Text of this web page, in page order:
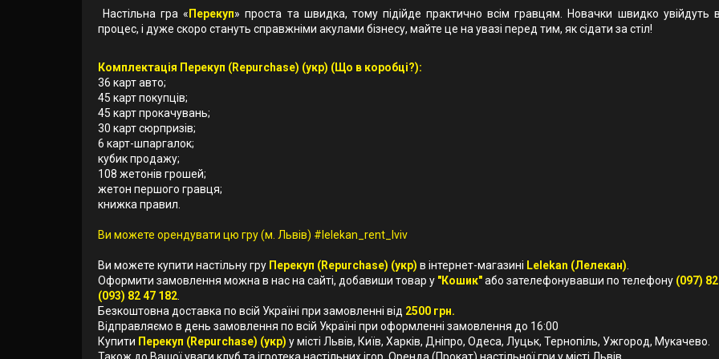
Настільна гра « Перекуп» проста та швидка, тому підійде практично всім гравцям. Новачки швидко увійдуть в
процес, і дуже скоро стануть справжніми акулами бізнесу, майте це на увазі перед тим, як сідати за стіл!
Комплектація Перекуп (Repurchase) (укр) (Що в коробці?):
36 карт авто;
45 карт покупців;
45 карт прокачувань;
30 карт сюрпризів;
6 карт-шпаргалок;
кубик продажу;
108 жетонів грошей;
жетон першого гравця;
книжка правил.
Ви можете орендувати цю гру (м. Львів) #lelekan_rent_lviv
Ви можете купити настільну гру Перекуп (Repurchase) (укр) в інтернет-магазині Lelekan (Лелекан)
Оформити замовлення можна в нас на сайті, добавиши товар у "Кошик"або зателефонувавши по телефону (097)
(093) 82 47 182
Безкоштовна доставка по всій Україні при замовленні від 2500 грн.
Відправляємо в день замовлення по всій Україні при оформленні замовлення до 16:00
Купити Перекуп (Repurchase) (укр) у місті Львів, Київ, Харків, Дніпро, Одеса, Луцьк, Тернопіль, Ужгород, Мукачево.
Також до Вашої уваги клуб та ігротека настільних ігор. Оренда (Прокат) настільної гри у місті Львів